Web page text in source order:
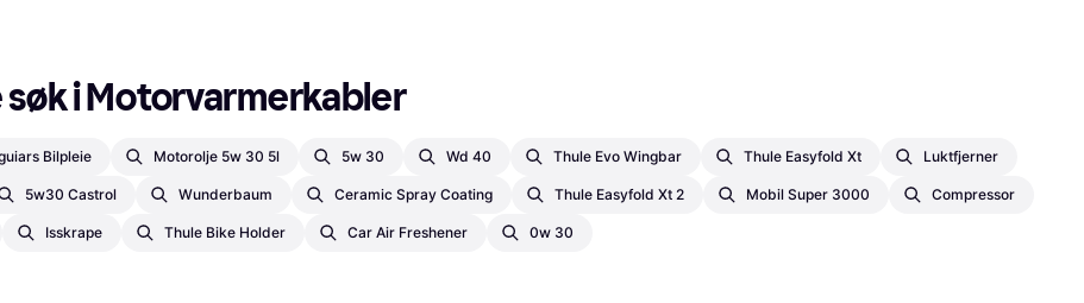
i Motorvarmerkabler
Bilpleie Motorolje 5w 30 5l 5w 30 Wd 40 Thule Evo Wingbar Thule Easyfold Xt Luktfjerner
5w30 Castrol Wunderbaum Ceramic Spray Coating Thule Easyfold Xt 2 Mobil Super 3000 Compressor
Isskrape Thule Bike Holder Car Air Freshener 0w 30